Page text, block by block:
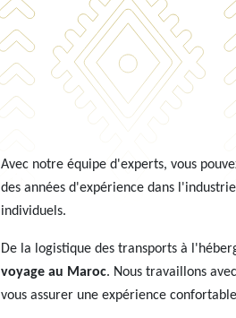
Avec notre équipe d'experts, vous
des années d'expérience dans
individuels.
De la logistique des transports à
voyage au Maroc. Nous travaillons
vous assurer une expérience